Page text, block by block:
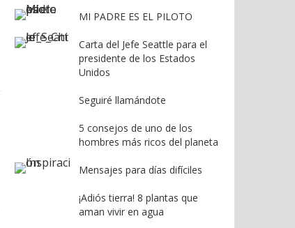
MI PADRE ES EL PILOTO
Carta del Jefe Seattle para el
presidente de los Estados
Unidos
Seguiré llamándote
5 consejos de uno de los
hombres más ricos del planeta
Mensajes para días difíciles
¡Adiós tierra! 8 plantas que
aman vivir en agua